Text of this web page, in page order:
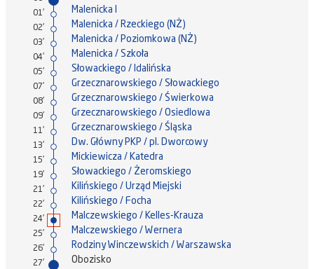
01' Malenicka I
02' Malenicka / Rzeckiego (NŻ)
03' Malenicka / Poziomkowa (NŻ)
04' Malenicka / Szkoła
05' Słowackiego / Idalińska
07' Grzecznarowskiego / Słowackiego
08' Grzecznarowskiego / Świerkowa
09' Grzecznarowskiego / Osiedlowa
11' Grzecznarowskiego / Śląska
13' Dw. Główny PKP / pl. Dworcowy
15' Mickiewicza / Katedra
19' Słowackiego / Żeromskiego
21' Kilińskiego / Urząd Miejski
22' Kilińskiego / Focha
24' Malczewskiego / Kelles-Krauza
25' Malczewskiego / Wernera
26' Rodziny Winczewskich / Warszawska
27' Obozisko